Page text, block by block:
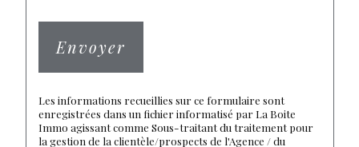
Envoyer
Les informations recueillies sur ce formulaire sont
enregistrées dans un fichier informatisé par La Boite
Immo agissant comme Sous-traitant du traitement pour
la gestion de la clientèle/prospects de l'Agence / du